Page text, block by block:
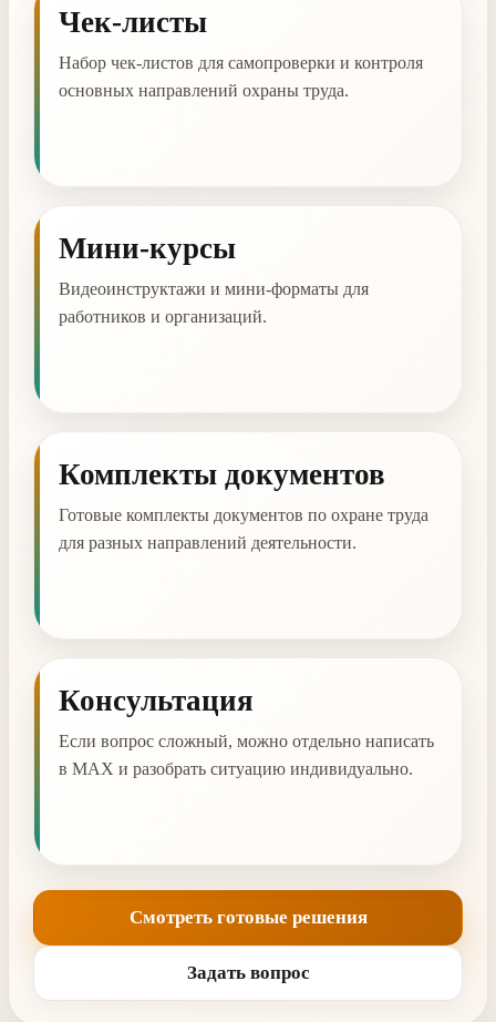
Чек-листы
Набор чек-листов для самопроверки и контроля
основных направлений охраны труда.
Мини-курсы
Видеоинструктажи и мини-форматы для
работников и организаций.
Комплекты документов
Готовые комплекты документов по охране труда
для разных направлений деятельности.
Консультация
Если вопрос сложный, можно отдельно написать
в MAX и разобрать ситуацию индивидуально.
Смотреть готовые решения
Задать вопрос